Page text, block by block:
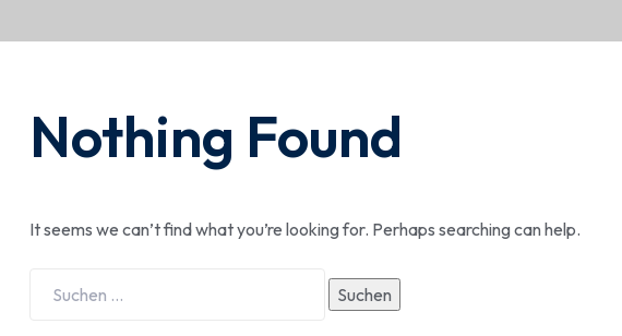
Nothing Found
It seems we can’t find what you’re looking for. Perhaps searching can help.
Suchen